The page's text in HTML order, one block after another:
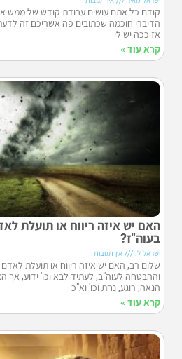
קודם כל אתם עושים עבודת קודש של ממש
הדיברי חוכמה שכתובים פה אשריכם זה לדעתי
אז ככה יש לי
קרא עוד »
האם יש איזה ריווח או תועלת
בעוה"ז?
ישראל ל. אין תגובות
שלום רב, האם יש איזה ריווח או תועלת
וההבטחה לעוה"ב, לעתיד לבא וכו' ידוע, אך
הנאה, רוגע, נחת וכו' וא"כ
קרא עוד »